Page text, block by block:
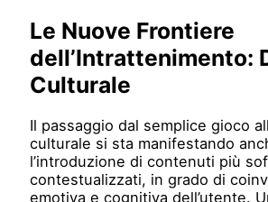
Le Nuove Frontiere
dell’Intrattenimento:
Culturale
Il passaggio dal semplice gioco
culturale si sta manifestando
l’introduzione di contenuti più
contestualizzati, in grado di
emotiva e cognitiva dell’utente.